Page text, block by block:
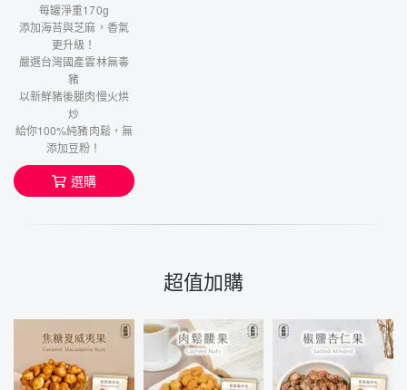
每罐淨重170g
添加海苔與芝麻，香氣
更升級！
嚴選台灣國產雲林無毒
豬
以新鮮豬後腿肉慢火烘
炒
給你100%純豬肉鬆，無
添加豆粉！
選購
超值加購